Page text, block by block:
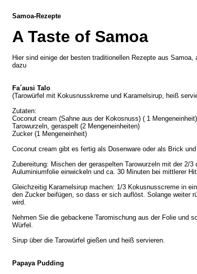
Samoa-Rezepte
A Taste of Samoa
Hier sind einige der besten traditionellen Rezepte aus Samoa,
dazu
Fa´ausi Talo
(Tarowürfel mit Kokusnusskreme und Karamelsirup, heiß
Zutaten:
Coconut cream (Sahne aus der Kokosnuss) ( 1 Mengeneinheit)
Tarowurzeln, geraspelt (2 Mengeneinheiten)
Zucker (1 Mengeneinheit)
Coconut cream gibt es fertig als Dosenware oder als Brick
Zubereitung: Mischen der geraspelten Tarowurzeln mit der 2/
Auluminiumfolie einwickeln und ca. 30 Minuten bei mittlerer
Gleichzeitig Karamelsirup machen: 1/3 Kokusnusscreme in
den Zucker beifügen, so dass er sich auflöst. Solange weiter
wird.
Nehmen Sie die gebackene Taromischung aus der Folie und
Würfel.
Sirup über die Tarowürfel gießen und heiß servieren.
Papaya Pudding